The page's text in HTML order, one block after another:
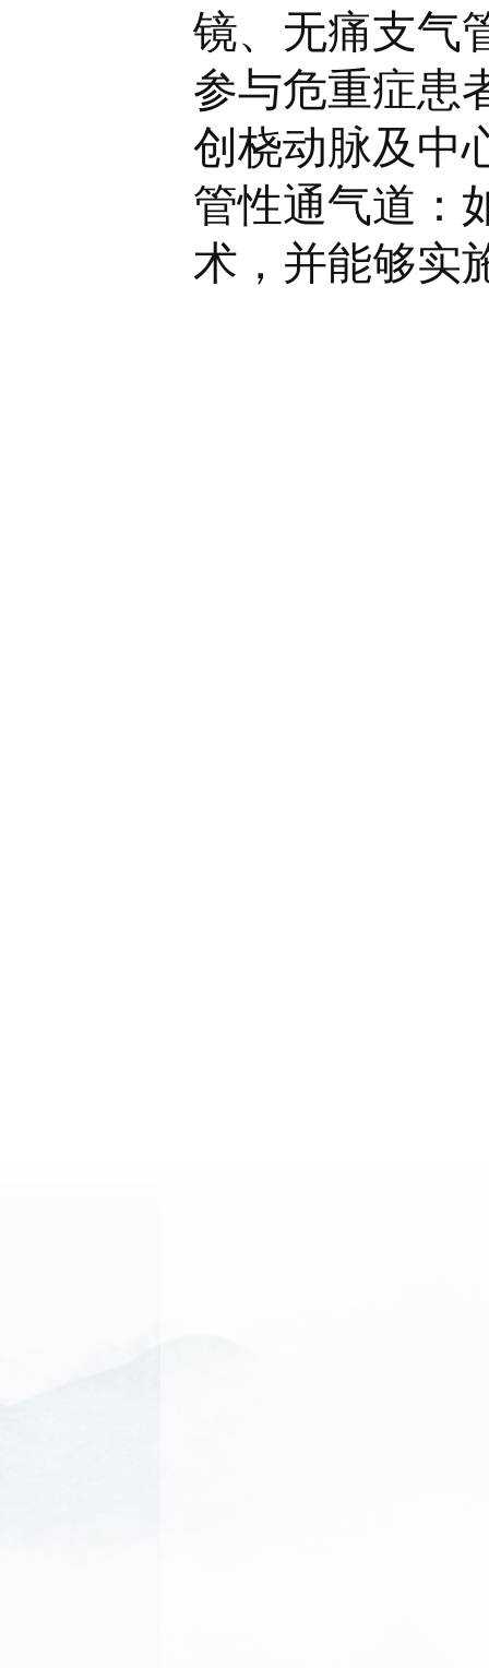
镜、无痛支气
参与危重症患
创桡动脉及中
管性通气道：
术，并能够实